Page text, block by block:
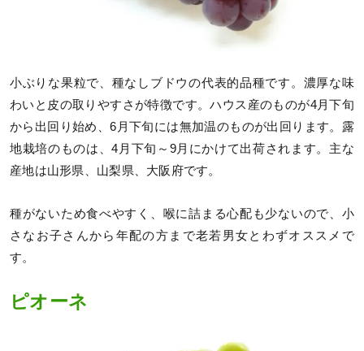
小ぶりな果粒で、種なしブドウの代表的品種です。濃厚な味
わいと皮の取りやすさが特徴です。ハウス産のものが4月下旬
から出回り始め、6月下旬には無加温のものが出回ります。露
地栽培のものは、4月下旬～9月にかけて出荷されます。主な
産地は山形県、山梨県、大阪府です。
種がないため食べやすく、喉に詰まる心配も少ないので、小
さなお子さんから年配の方まで老若男女とわずオススメで
す。
ピオーネ